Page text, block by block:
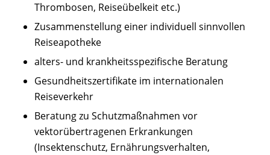
Thrombosen, Reiseübelkeit etc.)
Zusammenstellung einer individuell sinnvollen
Reiseapotheke
alters- und krankheitsspezifische Beratung
Gesundheitszertifikate im internationalen
Reiseverkehr
Beratung zu Schutzmaßnahmen vor
vektorübertragenen Erkrankungen
(Insektenschutz, Ernährungsverhalten,